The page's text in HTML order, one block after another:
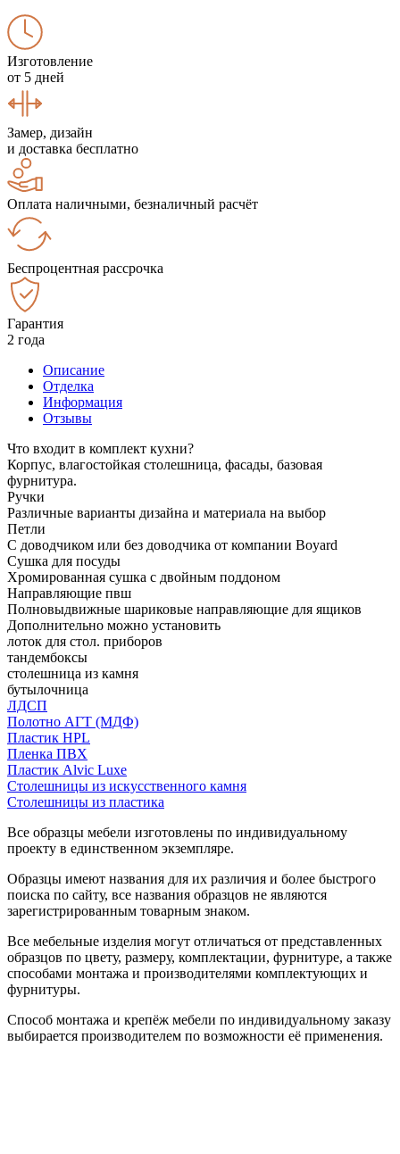
Изготовление
от 5 дней
Замер, дизайн
и доставка бесплатно
Оплата наличными, безналичный расчёт
Беспроцентная рассрочка
Гарантия
2 года
Описание
Отделка
Информация
Отзывы
Что входит в комплект кухни?
Корпус, влагостойкая столешница, фасады, базовая
фурнитура.
Ручки
Различные варианты дизайна и материала на выбор
Петли
С доводчиком или без доводчика от компании Boyard
Сушка для посуды
Хромированная сушка с двойным поддоном
Направляющие пвш
Полновыдвижные шариковые направляющие для ящиков
Дополнительно можно установить
лоток для стол. приборов
тандембоксы
столешница из камня
бутылочница
ЛДСП
Полотно АГТ (МДФ)
Пластик HPL
Пленка ПВХ
Пластик Alvic Luxe
Столешницы из искусственного камня
Столешницы из пластика
Все образцы мебели изготовлены по индивидуальному
проекту в единственном экземпляре.
Образцы имеют названия для их различия и более быстрого
поиска по сайту, все названия образцов не являются
зарегистрированным товарным знаком.
Все мебельные изделия могут отличаться от представленных
образцов по цвету, размеру, комплектации, фурнитуре, а также
способами монтажа и производителями комплектующих и
фурнитуры.
Способ монтажа и крепёж мебели по индивидуальному заказу
выбирается производителем по возможности её применения.